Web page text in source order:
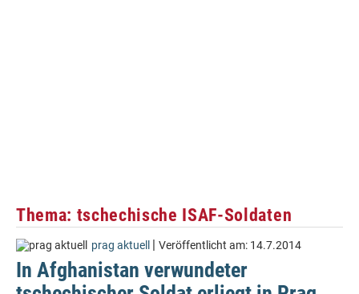
Thema: tschechische ISAF-Soldaten
prag aktuell | Veröffentlicht am: 14.7.2014
In Afghanistan verwundeter